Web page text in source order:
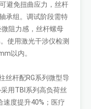
避免扭曲应力，丝杆
承组。调试阶段需特
阻力感，丝杆螺母
使用激光干涉仪检测
以内。
丝杆配RG系列微型导
用TBI系列高负荷丝
速度提升40%；医疗